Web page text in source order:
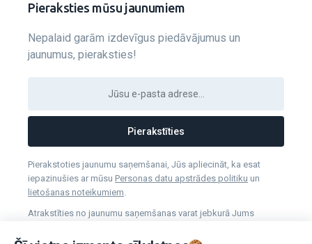
Pieraksties mūsu jaunumiem
Nepalaid garām izdevīgus piedāvājumus un
jaunumus, pieraksties!
Pierakstīties
Pierakstoties jaunumu saņemšanai, Jūs apliecināt, ka esat
iepazinušies ar mūsu Personas datu apstrādes politiku un
lietošanas noteikumiem.
Atrakstīties no jaunumu saņemšanas varat jebkurā Jums